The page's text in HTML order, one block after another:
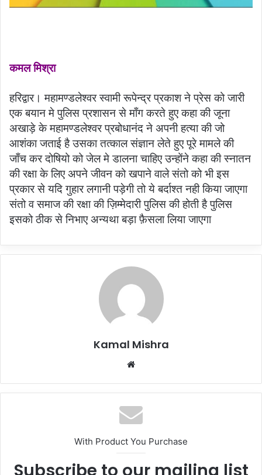
कमल मिश्रा
हरिद्वार। महामण्डलेश्वर स्वामी रूपेन्द्र प्रकाश ने प्रेस को जारी
एक बयान मे पुलिस प्रशासन से माँग करते हुए कहा की जूना
अखाड़े के महामण्डलेश्वर प्रबोधानंद ने अपनी हत्या की जो
आशंका जताई है उसका तत्काल संज्ञान लेते हुए पूरे मामले की
जाँच कर दोषियो को जेल मे डालना चाहिए उन्होंने कहा की स्नातन
की रक्षा के लिए अपने जीवन को खपाने वाले संतो को भी इस
प्रकार से यदि गुहार लगानी पड़ेगी तो ये बर्दाश्त नही किया जाएगा
संतो व समाज की रक्षा की ज़िम्मेदारी पुलिस की होती है पुलिस
इसको ठीक से निभाए अन्यथा बड़ा फ़ैसला लिया जाएगा
Kamal Mishra
Website
With Product You Purchase